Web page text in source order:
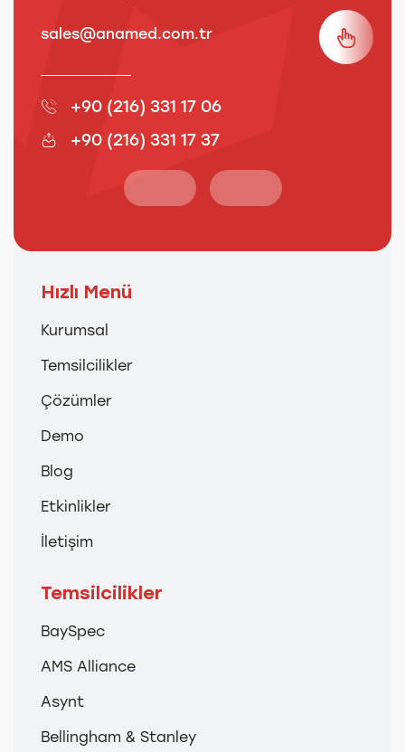
sales@anamed.com.tr
+90 (216) 331 17 06
+90 (216) 331 17 37
Hızlı Menü
Kurumsal
Temsilcilikler
Çözümler
Demo
Blog
Etkinlikler
İletişim
Temsilcilikler
BaySpec
AMS Alliance
Asynt
Bellingham & Stanley